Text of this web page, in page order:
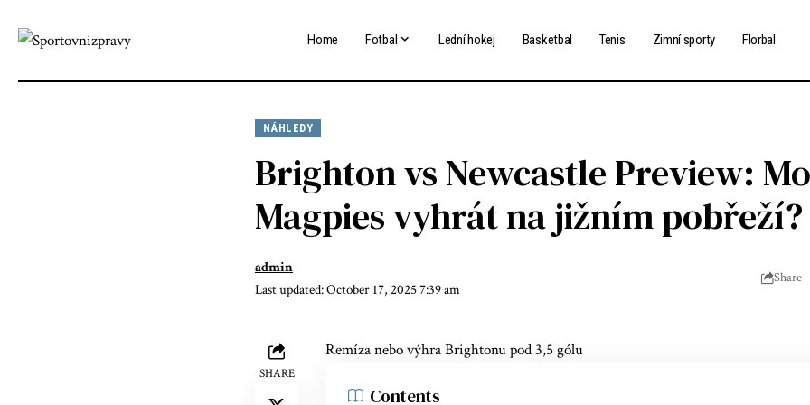
Home Fotbal Lední hokej Basketbal Tenis Zimní sporty Florbal
NÁHLEDY
Brighton vs Newcastle Preview:
Magpies vyhrát na jižním pobřeží?
Last updated: October 17, 2025 7:39 am
admin
Share
SHARE
Remíza nebo výhra Brightonu pod 3,5 gólu
Contents